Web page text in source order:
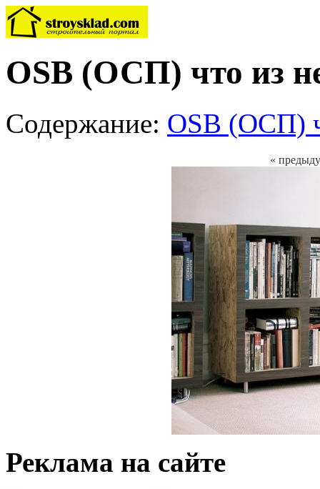
OSB (ОСП) что из
Содержание: OSB (ОСП)
«
Реклама на сайте